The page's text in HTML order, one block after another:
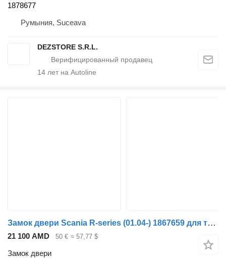
1878677
Румыния, Suceava
DEZSTORE S.R.L.
14 лет на Autoline
Замок двери Scania R-series (01.04-) 1867659 для тягача Scania P,G,R,T-series (2004-2017)
21 100 AMD 50 € ≈ 57,77 $
Замок двери